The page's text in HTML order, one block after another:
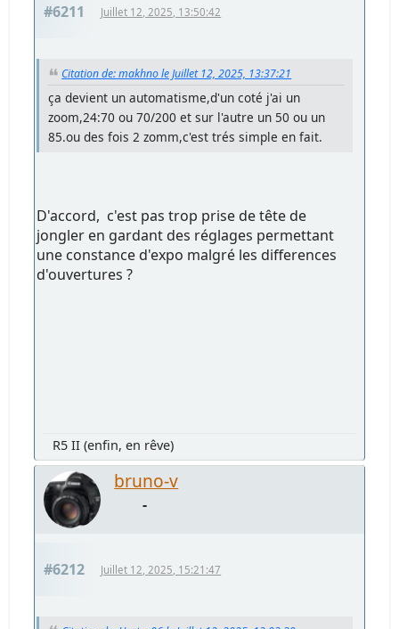
#6211 Juillet 12, 2025, 13:50:42
Citation de: makhno le Juillet 12, 2025, 13:37:21
ça devient un automatisme,d'un coté j'ai un
zoom,24:70 ou 70/200 et sur l'autre un 50 ou un
85.ou des fois 2 zomm,c'est trés simple en fait.
D'accord, c'est pas trop prise de tête de
jongler en gardant des réglages permettant
une constance d'expo malgré les differences
d'ouvertures ?
R5 II (enfin, en rêve)
bruno-v
-
#6212 Juillet 12, 2025, 15:21:47